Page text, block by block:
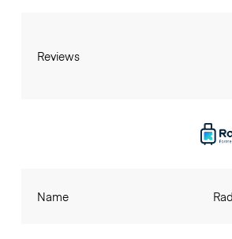
Reviews
Name